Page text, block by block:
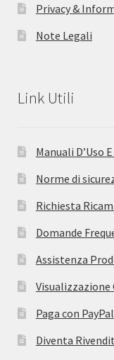
Privacy &
Note Legali
Link Utili
Manuali D’Uso
Norme di
Richiesta
Domande
Assistenza
Paga con PayPal
Diventa